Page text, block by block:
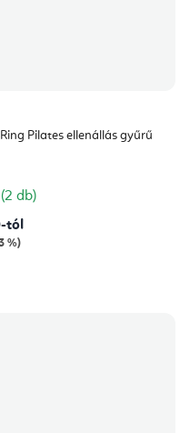
Pilates ellenállás gyűrű
(2 db)
tól
%)